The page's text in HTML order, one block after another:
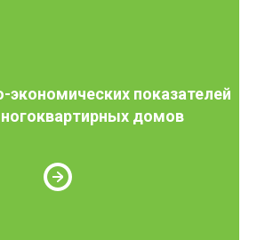
экономических показателей
домов